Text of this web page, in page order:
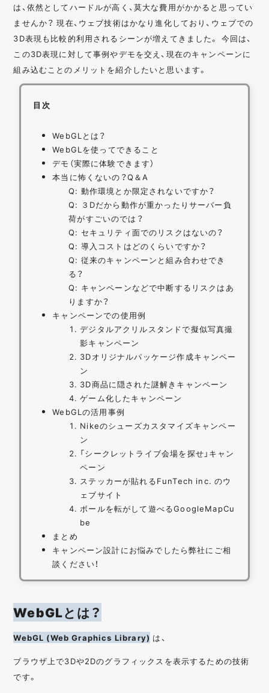
は、依然としてハードルが高く、莫大な費用がかかると思ってい
ませんか？ 現在、ウェブ技術はかなり進化しており、ウェブでの
3D表現も比較的利用されるシーンが増えてきました。 今回は、
この3D表現に対して事例やデモを交え、現在のキャンペーンに
組み込むことのメリットを紹介したいと思います。
目次
WebGLとは？
WebGLを使ってできること
デモ（実際に体験できます）
本当に怖くないの？Q＆A
Q: 動作環境とか限定されないですか？
Q: ３Dだから動作が重かったりサーバー負
荷がすごいのでは？
Q: セキュリティ面でのリスクはないの？
Q: 導入コストはどのくらいですか？
Q: 従来のキャンペーンと組み合わせでき
る？
Q: キャンペーンなどで中断するリスクはあ
りますか？
キャンペーンでの使用例
デジタルアクリルスタンドで擬似写真撮
影キャンペーン
3Dオリジナルパッケージ作成キャンペー
ン
3D商品に隠された謎解きキャンペーン
ゲーム化したキャンペーン
WebGLの活用事例
Nikeのシューズカスタマイズキャンペー
ン
「シークレットライブ会場を探せ」キャン
ペーン
ステッカーが貼れるFunTech inc. のウ
ェブサイト
ボールを転がして遊べるGoogleMapCu
be
まとめ
キャンペーン設計にお悩みでしたら弊社にご相
談ください！
WebGLとは？
WebGL (Web Graphics Library) は、
ブラウザ上で3Dや2Dのグラフィックスを表示するための技術
です。